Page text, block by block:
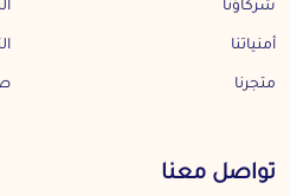
شركاؤنا
أمنياتنا
متجرنا
تواصل معنا